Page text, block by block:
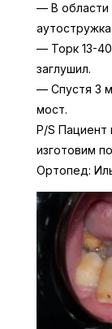
— В области
— Торк 13-40
заглушил.
— Спустя 3
мост.
P/S Пациент
изготовим
Ортопед: